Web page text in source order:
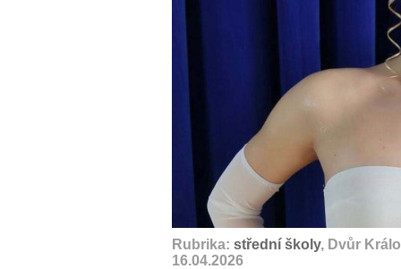
Rubrika: střední školy, Dvůr
16.04.2026